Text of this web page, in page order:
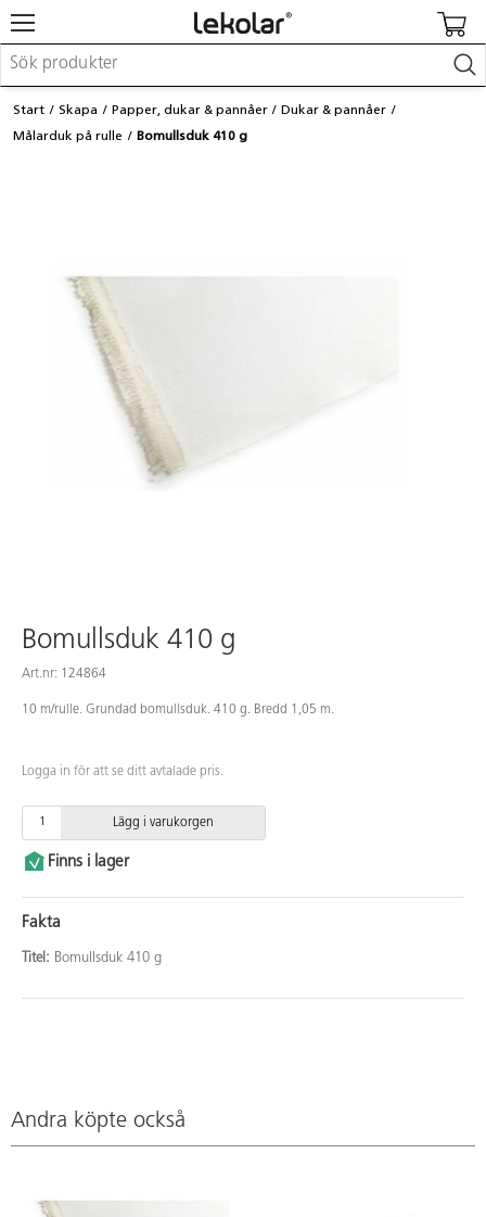
Möbler & inredning
Lekplatsutrustning & utemiljö
Logga in / Registrera dig
Hitta din säljare
Kontakta Lekolar
Start Skapa Papper, dukar & pannåer
Dukar & pannåer
Målarduk på rulle
Bomullsduk 410 g
Bomullsduk 410 g
Art.nr: 124864
10 m/rulle. Grundad bomullsduk. 410 g. Bredd 1,05 m.
Logga in för att se ditt avtalade pris.
Lägg i varukorgen
Finns i lager
Fakta
Titel: Bomullsduk 410 g
Andra köpte också